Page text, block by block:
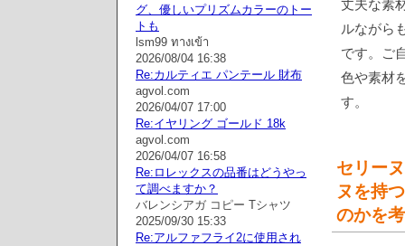
丈夫な素
ルながら
です。ご
色や素材
す。
セリー
ヌを持
のかを
グ、優しいプリズムカラーのトー
トも
lsm99 ทางเข้า
2026/08/04 16:38
Re:カルティエ パンテール 財布
agvol.com
2026/04/07 17:00
Re:イヤリング ゴールド 18k
agvol.com
2026/04/07 16:58
Re:ロレックスの品番はどうやっ
て調べますか？
バレンシアガ コピー Tシャツ
2025/09/30 15:33
Re:アルファフライ2に使用され